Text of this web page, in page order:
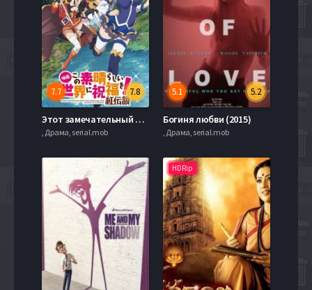
7.8
7.7
Этот замечательный мир! / Богиня, благословляет этот замечательный мир! (2017) 1-2 сезон
, Драма, serial.mob
5.2
5.1
Богиня любви (2015)
, Драма, serial.mob
HDRip